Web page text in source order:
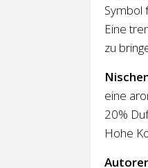
Symbol
Eine
zu
eine
20%
Hohe